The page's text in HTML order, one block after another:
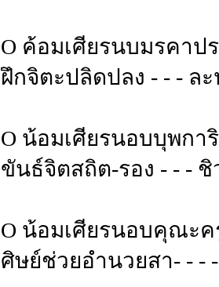
O ค้อมเศียรนบมรคาป
ฝึกจิตะปลิดปลง - - - ละ
O น้อมเศียรนอบบุพกา
ขันธ์จิตสถิต-รอง - - - ชิ
O น้อมเศียรนอบคุณะค
ศิษย์ช่วยอำนวยสา- - -